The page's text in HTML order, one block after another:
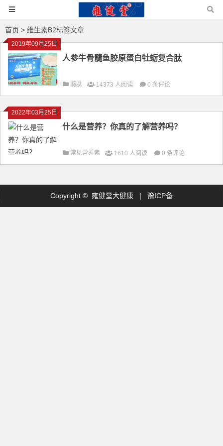
首页 > 维生素B2标签文章
2019年09月25日
人参牛骨髓鱼胶原蛋白牡蛎复合肽
髓肽 14373 人阅读 0 条评论
2022年03月25日
什么是营养？你真的了解营养吗？
常见营养素 1610 人阅读 0 条评论
Copyright © 雍健堂大健康 | 豫ICP备